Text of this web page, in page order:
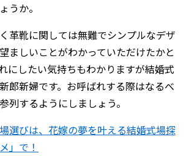
うか。
革靴に関しては無難でシンプルなデザ
ましいことがわかっていただけたかと
にしたい気持ちもわかりますが結婚式
郎新婦です。お呼ばれする際はなるべ
列するようにしましょう。
選びは、花嫁の夢を叶える結婚式場探
」で！